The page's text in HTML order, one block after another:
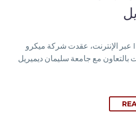
ضمن سلسلة ندوات IEEE عبر الإنترنت، عقدت شركة ميكرو
بالتعاون مع جامعة سليمان ديميريل